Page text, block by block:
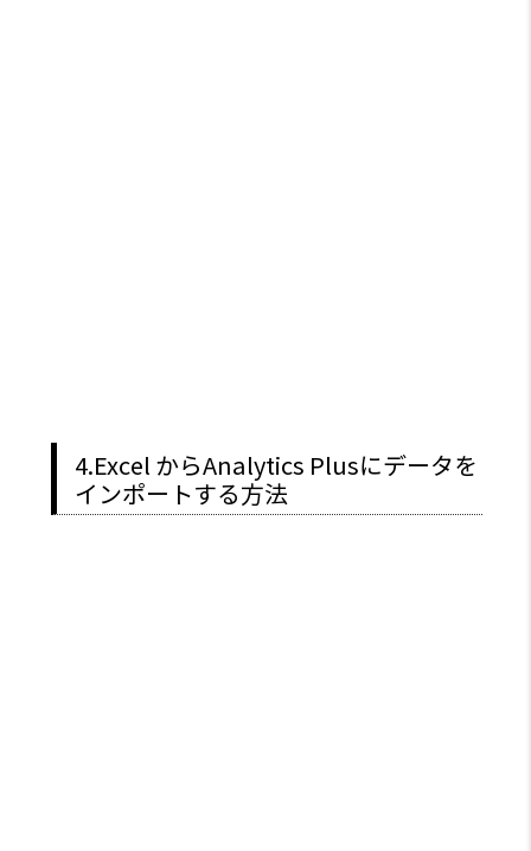
4.Excel からAnalytics Plusにデータを
インポートする方法